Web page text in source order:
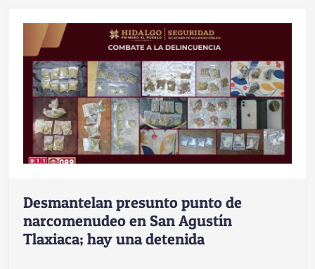
Desmantelan presunto punto de
narcomenudeo en San Agustín
Tlaxiaca; hay una detenida